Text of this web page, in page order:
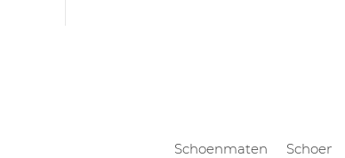
Schoenmaten